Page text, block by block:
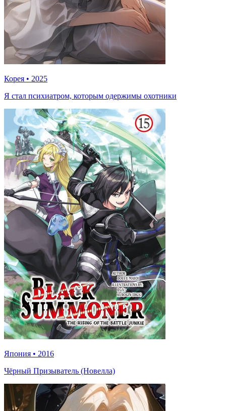
Корея • 2025
Я стал психиатром, которым одержимы охотники
Япония • 2016
Чёрный Призыватель (Новелла)